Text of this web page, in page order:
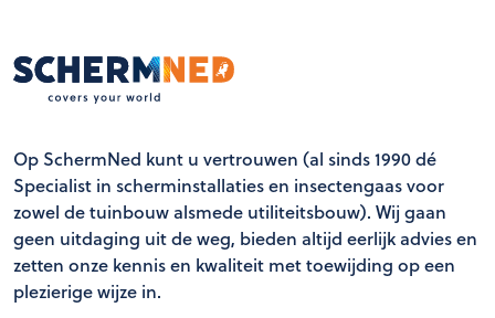
Op SchermNed kunt u vertrouwen (al sinds 1990 dé
Specialist in scherminstallaties en insectengaas voor
zowel de tuinbouw alsmede utiliteitsbouw). Wij gaan
geen uitdaging uit de weg, bieden altijd eerlijk advies en
zetten onze kennis en kwaliteit met toewijding op een
plezierige wijze in.